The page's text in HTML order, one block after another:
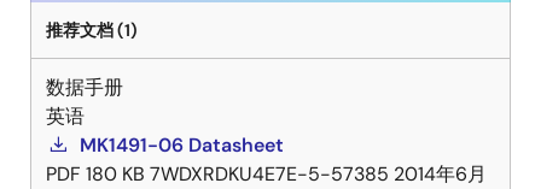
推荐文档 (1)
数据手册
英语
MK1491-06 Datasheet
PDF 180 KB 7WDXRDKU4E7E-5-57385 2014年6月